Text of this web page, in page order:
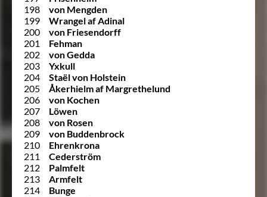
198
von Mengden
199
Wrangel af Adinal
200
von Friesendorff
201
Fehman
202
von Gedda
203
Yxkull
204
Staël von Holstein
205
Åkerhielm af Margrethelund
206
von Kochen
207
Löwen
208
von Rosen
209
von Buddenbrock
210
Ehrenkrona
211
Cederström
212
Palmfelt
213
Armfelt
214
Bunge